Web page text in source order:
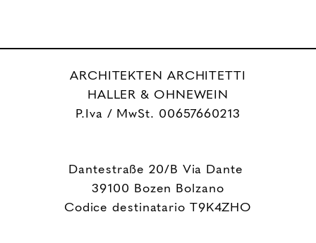
ARCHITEKTEN ARCHITETTI
HALLER & OHNEWEIN
P.Iva / MwSt. 00657660213
Dantestraße 20/B Via Dante
39100 Bozen Bolzano
Codice destinatario T9K4ZHO